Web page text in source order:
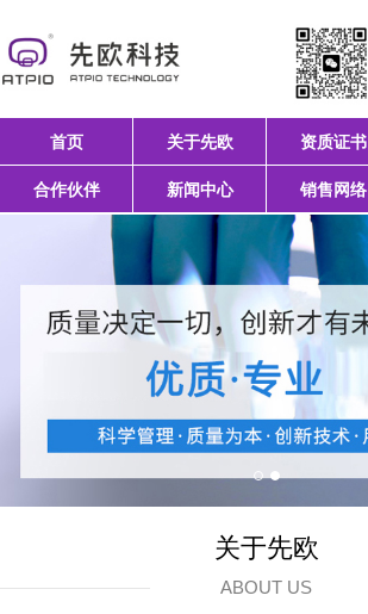
首页 关于先欧 资质证书
合作伙伴 新闻中心 销售网络
关于先欧
ABOUT US